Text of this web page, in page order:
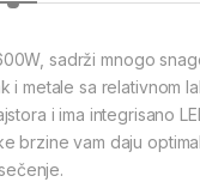
sadrži mnogo
metale sa relativnom
i ima integrisano
brzine vam daju